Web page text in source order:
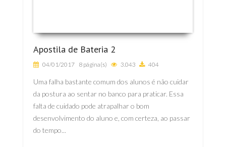
Apostila de Bateria 2
04/01/2017 8 página(s) 3.043 404
Uma falha bastante comum dos alunos é não cuidar
da postura ao sentar no banco para praticar. Essa
falta de cuidado pode atrapalhar o bom
desenvolvimento do aluno e, com certeza, ao passar
do tempo...